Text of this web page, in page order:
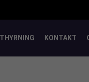
KONTAKT